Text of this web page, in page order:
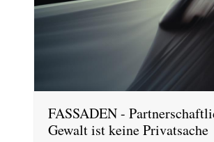
FASSADEN -
Gewalt ist keine Privatsache